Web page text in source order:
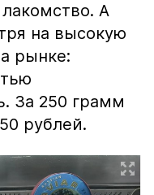
А
на высокую
рынке:
За 250 грамм
рублей.